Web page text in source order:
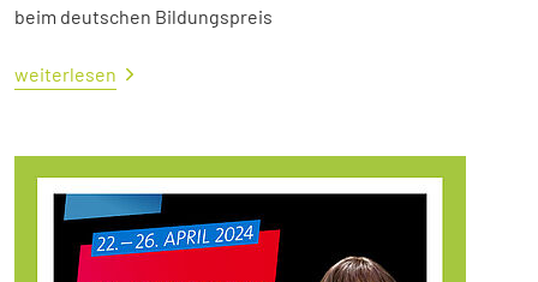
beim deutschen Bildungspreis
weiterlesen